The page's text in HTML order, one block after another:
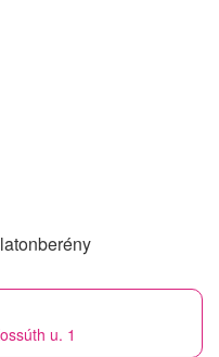
u. 1